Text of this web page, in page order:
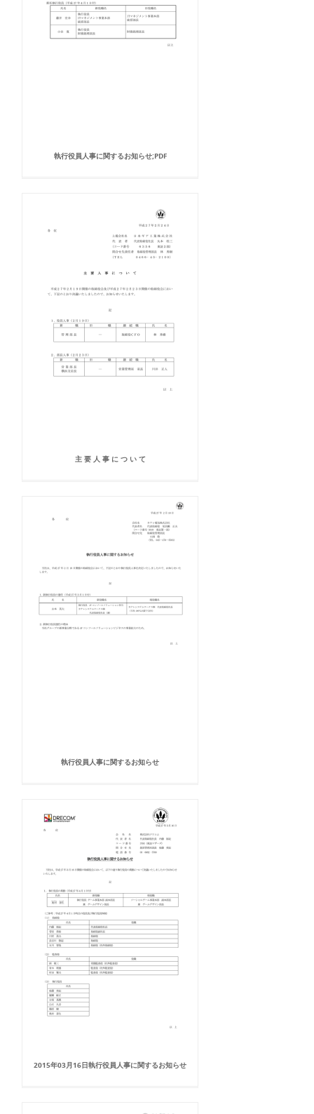
執行役員人事に関するお知らせ;PDF
主 要 人 事 に つ い て
執行役員人事に関するお知らせ
2015年03月16日執行役員人事に関するお知らせ